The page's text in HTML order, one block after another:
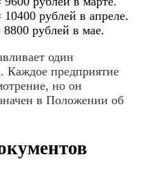
рублей в апреле.
рублей в мае.
один
Каждое предприятие
но он
в Положении об